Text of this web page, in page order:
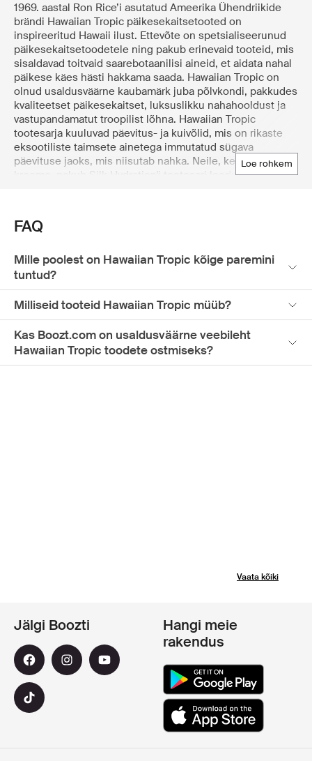
loe rohkem
1969. aastal Ron Rice’i asutatud Ameerika Ühendriikide
brändi Hawaiian Tropic päikesekaitsetooted on
inspireeritud Hawaii ilust. Ettevõte on spetsialiseerunud
päikesekaitsetoodetele ning pakub erinevaid tooteid, mis
sisaldavad toitvaid saarebotaanilisi aineid, et aidata nahal
päikese käes hästi hakkama saada. Hawaiian Tropic on
olnud usaldusväärne kaubamärk juba põlvkondi, pakkudes
kvaliteetset päikesekaitset, luksuslikku nahahooldust ja
vastupandamatut troopilist lõhna. Hawaiian Tropic
tootesarja kuuluvad päevitus- ja kuivõlid, mis on rikaste
eksootiliste taimsete ainetega immutatud sügava
päevituse jaoks, mis niisutab nahka. Neile, kes eelistavad
kreeme, pakub Silk Hydration'i tootesari loodusliku
pakub Silk Hydration Air Soft Face luksuslikku niisutust ja
kaitset näole, ilma poore ummistamata. Lisaks
After Sun tootesari päikese käes olnud nahka. Tutvu
Hawaiian Tropic hoolikalt kureeritud
päikesekaitsevahendite valikuga juhtivas Põhjamaade
veebikaubamajas Boozt.com.
FAQ
Mille poolest on Hawaiian Tropic kõige paremini
tuntud?
Milliseid tooteid Hawaiian Tropic müüb?
Kas Boozt.com on usaldusväärne veebileht
Hawaiian Tropic toodete ostmiseks?
Vaata kõiki
Jälgi Boozti
Hangi meie
rakendus